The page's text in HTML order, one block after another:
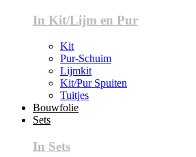
In Kit/Lijm en Pur
Kit
Pur-Schuim
Lijmkit
Kit/Pur Spuiten
Tuitjes
Bouwfolie
Sets
In Sets